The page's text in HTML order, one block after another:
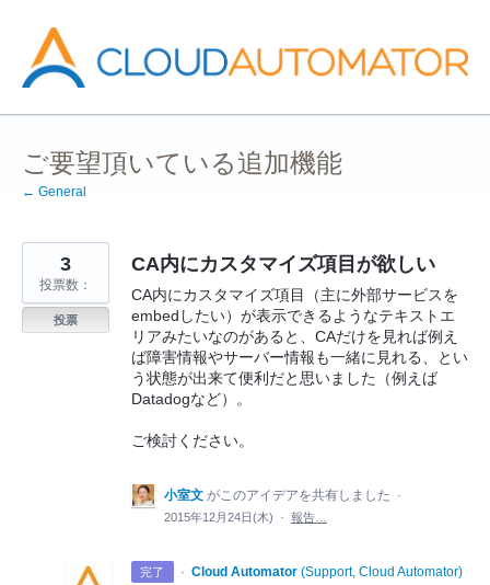
ン
ツ
ス
プ
ご要望頂いている追加機能
← General
CA内にカスタマイズ項目が欲しい
CA内にカスタマイズ項目（主に外部サービスを
embedしたい）が表示できるようなテキストエ
リアみたいなのがあると、CAだけを見れば例え
ば障害情報やサーバー情報も一緒に見れる、とい
う状態が出来て便利だと思いました（例えば
Datadogなど）。
ご検討ください。
3
投票数：
投票
小室文 がこのアイデアを共有しました
·
2015年12月24日(木)
· 報告…
完了 · Cloud Automator (Support, Cloud Automator)